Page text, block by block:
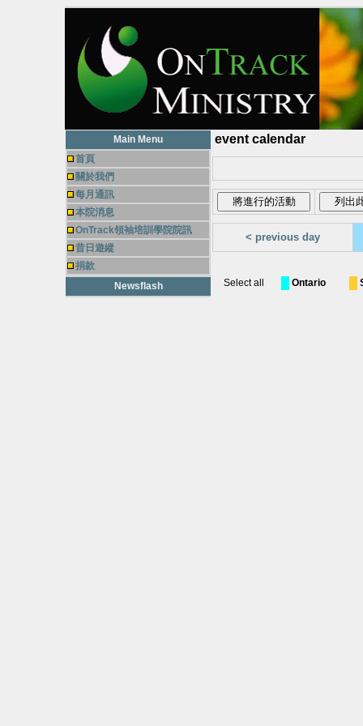
Main Menu
首頁
關於我們
每月通訊
本院消息
OnTrack領袖培訓學院院訊
昔日遊縱
捐款
Newsflash
event calendar
< previous day
Select all Ontario